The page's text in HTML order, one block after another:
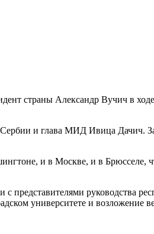
страны Александр Вучич в
и глава МИД Ивица Дачич.
и в Москве, и в Брюсселе,
представителями руководства
университете и возложение